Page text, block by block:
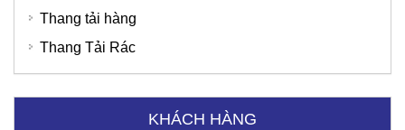
Thang tải hàng
Thang Tải Rác
KHÁCH HÀNG